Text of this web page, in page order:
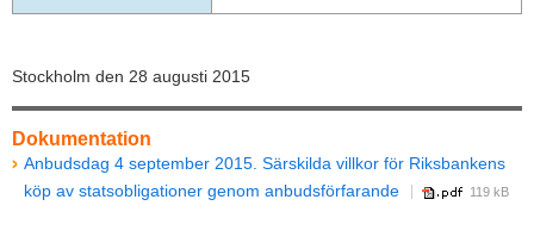
Stockholm den 28 augusti 2015
Dokumentation
Anbudsdag 4 september 2015. Särskilda villkor för Riksbankens
köp av statsobligationer genom anbudsförfarande
119 kB